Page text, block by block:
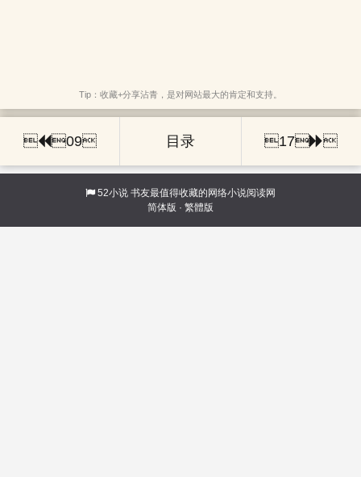
Tip：收藏+分享沾青，是对网站最大的肯定和支持。
 09 目录 17 
52小说 书友最值得收藏的网络小说阅读网
简体版 · 繁體版